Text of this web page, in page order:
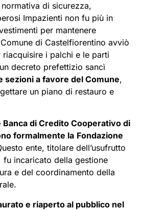
normativa di sicurezza,
Impazienti non fu più in
per mantenere
di Castelfiorentino avviò
i palchi e le parti
decreto prefettizio sancì
sezioni a favore del Comune,
un piano di restauro e
Banca di Credito Cooperativo di
formalmente la Fondazione
ente, titolare dell’usufrutto
fu incaricato della gestione
e del coordinamento della
e riaperto al pubblico nel